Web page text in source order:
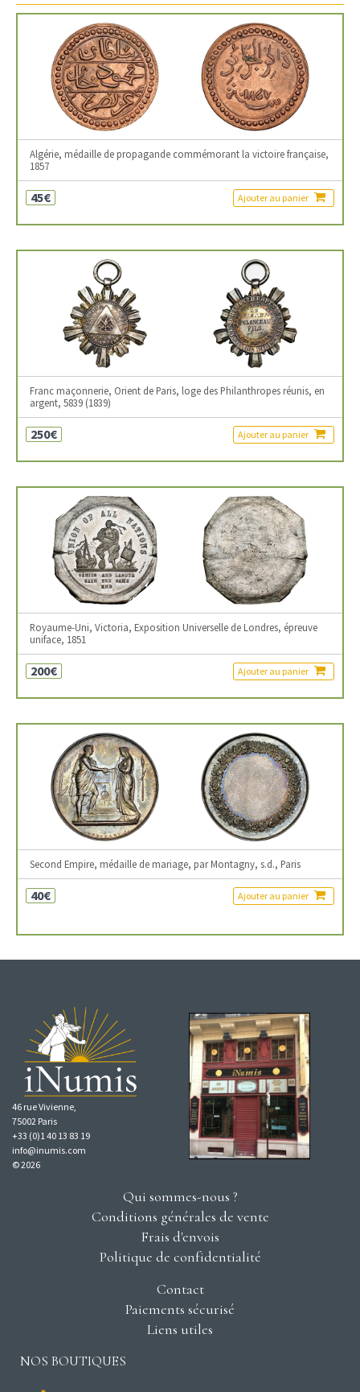
Algérie, médaille de propagande commémorant la victoire française,
1857
45€ Ajouter au panier
Franc maçonnerie, Orient de Paris, loge des Philanthropes réunis, en
argent, 5839 (1839)
250€ Ajouter au panier
Royaume-Uni, Victoria, Exposition Universelle de Londres, épreuve
uniface, 1851
200€ Ajouter au panier
Second Empire, médaille de mariage, par Montagny, s.d., Paris
40€ Ajouter au panier
46 rue Vivienne,
75002 Paris
+33 (0)1 40 13 83 19
info@inumis.com
© 2026
Qui sommes-nous ?
Conditions générales de vente
Frais d'envois
Politique de confidentialité
Contact
Paiements sécurisé
Liens utiles
NOS BOUTIQUES